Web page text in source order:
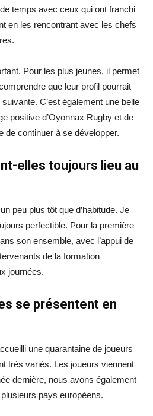
temps avec ceux qui ont franchi
en les rencontrant avec les chefs
Pour les plus jeunes, il permet
que leur profil pourrait
C’est également une belle
positive d’Oyonnax Rugby et de
de continuer à se développer.
elles toujours lieu au
peu plus tôt que d’habitude. Je
perfectible. Pour la première
son ensemble, avec l’appui de
de la formation
journées.
se présentent en
une quarantaine de joueurs
très variés. Les joueurs viennent
dernière, nous avons également
pays européens.